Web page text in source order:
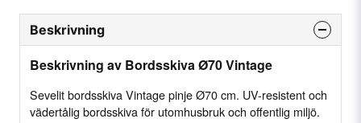
Beskrivning
Beskrivning av Bordsskiva Ø70 Vintage
Sevelit bordsskiva Vintage pinje Ø70 cm. UV-resistent och
vädertålig bordsskiva för utomhusbruk och offentlig miljö.